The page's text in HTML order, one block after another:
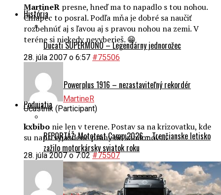
Ducati SUPERMONO – Legendárny jednorožec
Podujatia
zažilo motorkársky sviatok roku
rozbehnúť aj s ľavou aj s pravou nohou na zemi. V
teréne si niekedy nevyberieš. 😁
28. júla 2007 o 6:57 #75506
MartineR
Účastník (Participant)
kxbibonie len v terene. Postav sa na krizovatku, kde
su napr. vyjazdene pruhy od kamionov …
28. júla 2007 o 7:02 #75507
kxbibo
Účastník (Participant)